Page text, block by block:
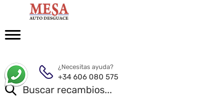
¿Necesitas ayuda?
+34 606 080 575